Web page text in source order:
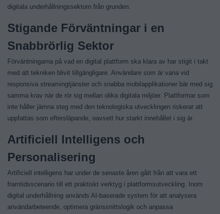
digitala underhållningssektorn från grunden.
Stigande Förväntningar i en
Snabbrörlig Sektor
Förväntningarna på vad en digital plattform ska klara av har stigit i takt
med att tekniken blivit tillgängligare. Användare som är vana vid
responsiva streamingtjänster och snabba mobilapplikationer bär med sig
samma krav när de rör sig mellan olika digitala miljöer. Plattformar som
inte håller jämna steg med den teknologiska utvecklingen riskerar att
uppfattas som eftersläpande, oavsett hur starkt innehållet i sig är.
Artificiell Intelligens och
Personalisering
Artificiell intelligens har under de senaste åren gått från att vara ett
framtidsscenario till ett praktiskt verktyg i plattformsutveckling. Inom
digital underhållning används AI-baserade system för att analysera
användarbeteende, optimera gränssnittslogik och anpassa